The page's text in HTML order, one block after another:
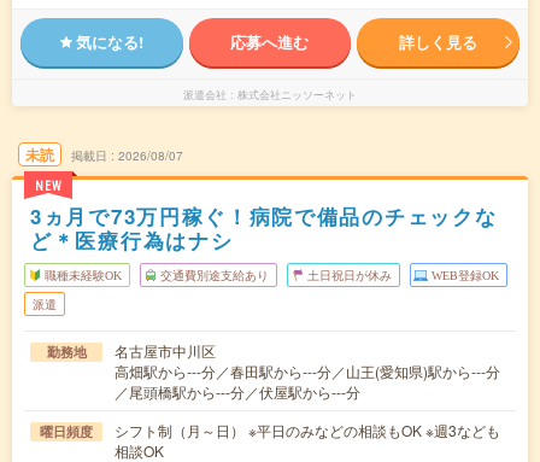
気になる! 応募へ進む 詳しく見る
派遣会社 株式会社ニッソーネット
未読
NEW
掲載日 2026/08/07
3ヵ月で73万円稼ぐ！病院で備品のチェックな
ど＊医療行為はナシ
職種未経験OK 交通費別途支給あり 土日祝日が休み WEB登録OK
派遣
勤務地
名古屋市中川区
高畑駅から---分／春田駅から---分／山王(愛知県)駅から---分
／尾頭橋駅から---分／伏屋駅から---分
曜日頻度
シフト制（月～日） ※平日のみなどの相談もOK ※週3なども
相談OK